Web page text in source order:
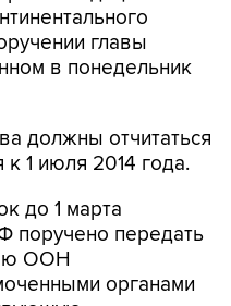
главы
в понедельник
должны отчитаться
1 июля 2014 года.
до 1 марта
передать
ООН
органами